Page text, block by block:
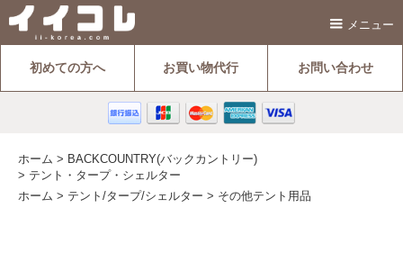
メニュー
初めての方へ お買い物代行 お問い合わせ
ホーム > BACKCOUNTRY(バックカントリー)
> テント・タープ・シェルター
ホーム > テント/タープ/シェルター > その他テント用品